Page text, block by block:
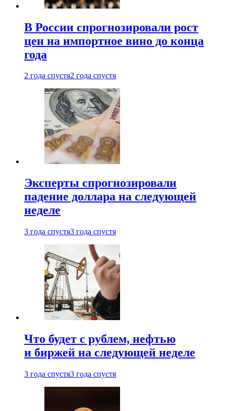
В России спрогнозировали рост
цен на импортное вино до конца
года
2 года спустя2 года спустя
Эксперты спрогнозировали
падение доллара на следующей
неделе
3 года спустя3 года спустя
Что будет с рублем, нефтью
и биржей на следующей неделе
3 года спустя3 года спустя